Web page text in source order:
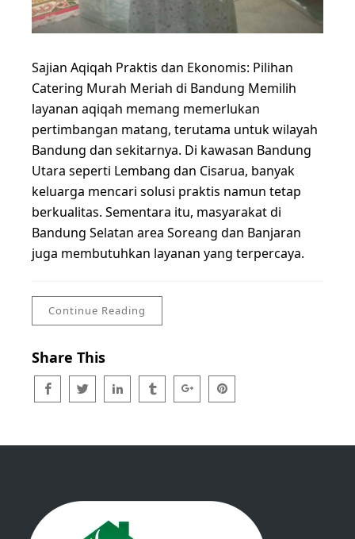
Sajian Aqiqah Praktis dan Ekonomis: Pilihan
Catering Murah Meriah di Bandung Memilih
layanan aqiqah memang memerlukan
pertimbangan matang, terutama untuk wilayah
Bandung dan sekitarnya. Di kawasan Bandung
Utara seperti Lembang dan Cisarua, banyak
keluarga mencari solusi praktis namun tetap
berkualitas. Sementara itu, masyarakat di
Bandung Selatan area Soreang dan Banjaran
juga membutuhkan layanan yang terpercaya.
Continue Reading
Share This